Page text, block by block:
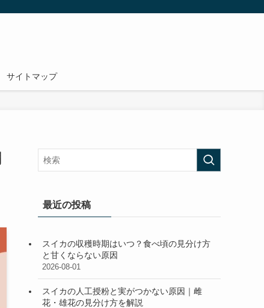
サイトマップ
最近の投稿
スイカの収穫時期はいつ？食べ頃の見分け方
と甘くならない原因
2026-08-01
スイカの人工授粉と実がつかない原因｜雌
花・雄花の見分け方を解説